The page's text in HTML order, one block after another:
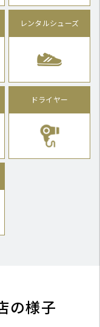
レンタルシューズ
ドライヤー
の様子